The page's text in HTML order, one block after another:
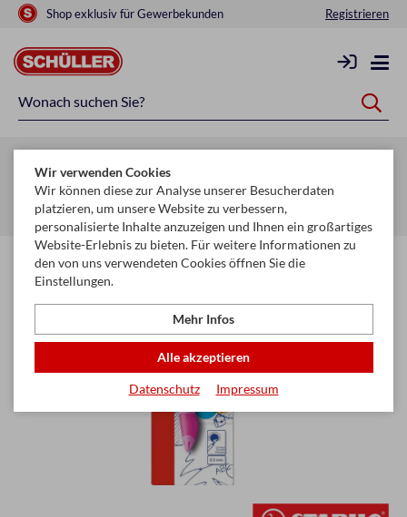
Shop exklusiv für Gewerbekunden Registrieren
Startseite Schule & Büro
Schreiben, Zeichnen & Korrigieren
Tintenroller & Minen
Wir verwenden Cookies
Wir können diese zur Analyse unserer Besucherdaten
platzieren, um unsere Website zu verbessern,
personalisierte Inhalte anzuzeigen und Ihnen ein großartiges
Website-Erlebnis zu bieten. Für weitere Informationen zu
den von uns verwendeten Cookies öffnen Sie die
Einstellungen.
Mehr Infos
Alle akzeptieren
Datenschutz Impressum